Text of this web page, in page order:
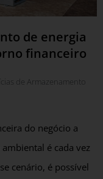
de energia
financeiro
de Armazenamento
do negócio a
é cada vez
cenário, é possível